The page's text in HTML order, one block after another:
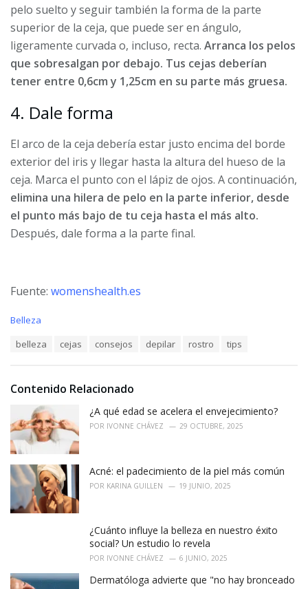
pelo suelto y seguir también la forma de la parte
superior de la ceja, que puede ser en ángulo,
ligeramente curvada o, incluso, recta. Arranca los pelos
que sobresalgan por debajo. Tus cejas deberían
tener entre 0,6cm y 1,25cm en su parte más gruesa.
4. Dale forma
El arco de la ceja debería estar justo encima del borde
exterior del iris y llegar hasta la altura del hueso de la
ceja. Marca el punto con el lápiz de ojos. A continuación,
elimina una hilera de pelo en la parte inferior, desde
el punto más bajo de tu ceja hasta el más alto.
Después, dale forma a la parte final.
Fuente: womenshealth.es
C
r
s
:
Belleza
:
belleza cejas consejos depilar rostro tips
Contenido Relacionado
¿A qué edad se acelera el envejecimiento?
POR IVONNE CHÁVEZ 29 OCTUBRE, 2025
Acné: el padecimiento de la piel más común
POR KARINA GUILLEN 19 JUNIO, 2025
¿Cuánto influye la belleza en nuestro éxito
social? Un estudio lo revela
POR IVONNE CHÁVEZ 6 JUNIO, 2025
Dermatóloga advierte que "no hay bronceado